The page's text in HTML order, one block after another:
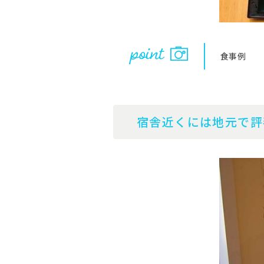
食事例
宿舎近くには地元で